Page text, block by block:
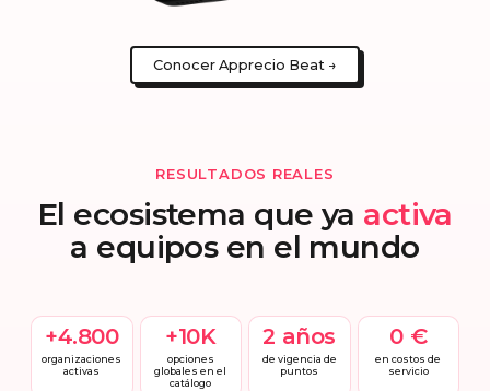
Conocer Apprecio Beat →
RESULTADOS REALES
El ecosistema que ya activa
a equipos en el mundo
+4.800
organizaciones
activas
+10K
opciones
globales en el
catálogo
2 años
de vigencia de
puntos
0 €
en costos de
servicio